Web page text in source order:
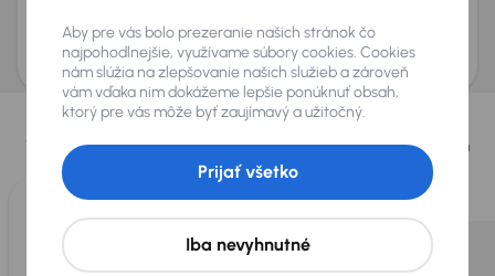
AURES Holdings a.s., so sídlom Dopravákov 874/15, Čimice, 184 00 Praha 8 bude
uchovávať a spracovávať vaše osobné údaje v súlade so zásadami ochrany a
spracovania osobných údajov.
Vybrali sme pre vás
Vyberáme pre vás tienajlepšie vozidláz našej ponuky. Každý deň
pre vás vykúpimeaž 400 vozidiel
Aby pre vás bolo prezeranie našich stránok čo
najpohodlnejšie, využívame súbory cookies. Cookies
nám slúžia na zlepšovanie našich služieb a zároveň
vám vďaka nim dokážeme lepšie ponúknuť obsah,
ktorý pre vás môže byť zaujímavý a užitočný.
Iba nevyhnutné
Prijať všetko